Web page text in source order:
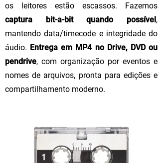
os leitores estão escassos. Fazemos
captura bit-a-bit quando possível,
mantendo data/timecode e integridade do
áudio. Entrega em MP4 no Drive, DVD ou
pendrive, com organização por eventos e
nomes de arquivos, pronta para edições e
compartilhamento moderno.